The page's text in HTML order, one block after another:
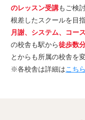
のレッスン受講もご検
根差したスクールを目
月謝、システム、コー
の校舎も駅から徒歩数
とからも所属の校舎を
※各校舎は詳細はこち